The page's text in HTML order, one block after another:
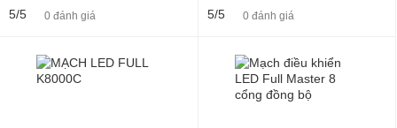
5/5
0 đánh giá
5/5
0 đánh giá